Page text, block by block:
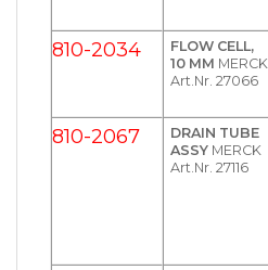
810-2034
FLOW CELL,
10 MM MERCK
Art.Nr. 27066
810-2067
DRAIN TUBE
ASSY MERCK
Art.Nr. 27116